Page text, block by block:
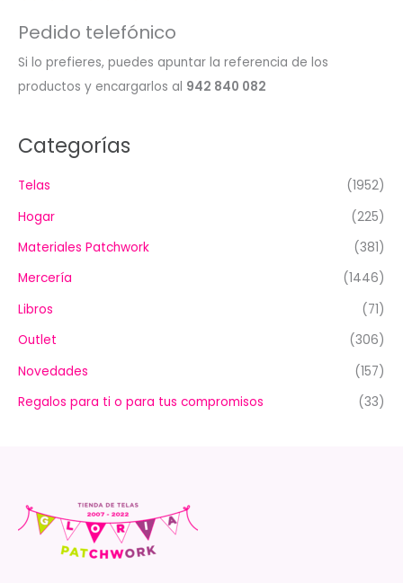
Pedido telefónico
Si lo prefieres, puedes apuntar la referencia de los
productos y encargarlos al 942 840 082
Categorías
Telas
(1952)
Hogar
(225)
Materiales Patchwork
(381)
Mercería
(1446)
Libros
(71)
Outlet
(306)
Novedades
(157)
Regalos para ti o para tus compromisos
(33)